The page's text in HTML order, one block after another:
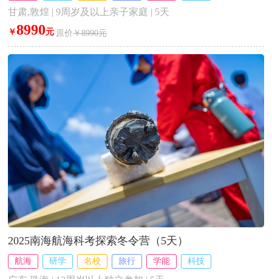
甘肃,敦煌 | 9周岁及以上亲子家庭 | 5天
￥8990元 原价￥8990元
2025南海航海科考探索冬令营（5天）
航海 研学 名校 旅行 学能 科技